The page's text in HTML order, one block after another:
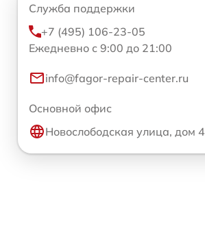
Служба поддержки
+7 (495) 106-23-05
Ежедневно с 9:00 до 21:00
info@fagor-repair-center.ru
Основной офис
Новослободская улица, дом 4